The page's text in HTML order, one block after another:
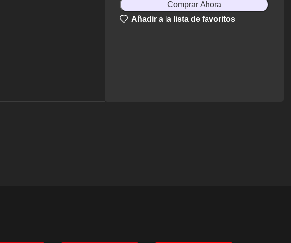
Comprar Ahora
Añadir a la lista de favoritos